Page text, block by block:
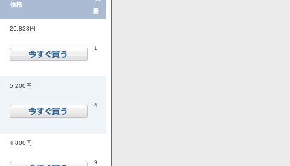
価格
量.
26,838円
1
5,200円
4
4,800円
9